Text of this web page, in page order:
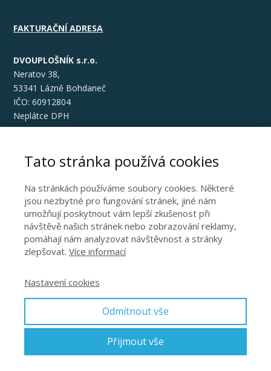
FAKTURAČNÍ ADRESA
DVOUPLOŠNÍK s.r.o.
Neratov 38,
53341 Lázně Bohdaneč
IČO: 60912804
Neplátce DPH
Zásady cookies EU
Podmínky zpracování osobních údajů
SPŘÍZNĚNÉ WEBY
nakridlechracku.cz
aviatickapout.cz
Napište mi
Tato stránka používá cookies
Na stránkách používáme soubory cookies. Některé
jsou nezbytné pro fungování stránek, jiné nám
umožňují poskytnout vám lepší zkušenost při
návštěvě našich stránek nebo zobrazování reklamy,
pomáhají nám analyzovat návštěvnost a stránky
zlepšovat. Více informací
Nastavení cookies
Odmítnout vše
Přijmout vše